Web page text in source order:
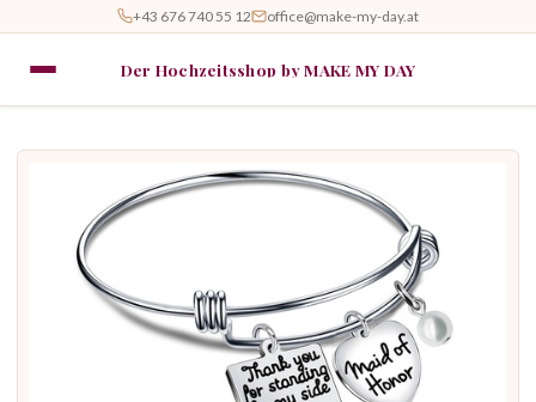
+43 676 740 55 12 office@make-my-day.at
Der Hochzeitsshop by MAKE MY DAY